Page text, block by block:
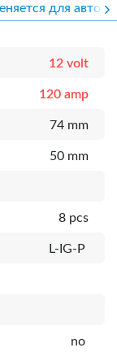
для авто
12 volt
120 amp
74 mm
50 mm
8 pcs
L-IG-P
no